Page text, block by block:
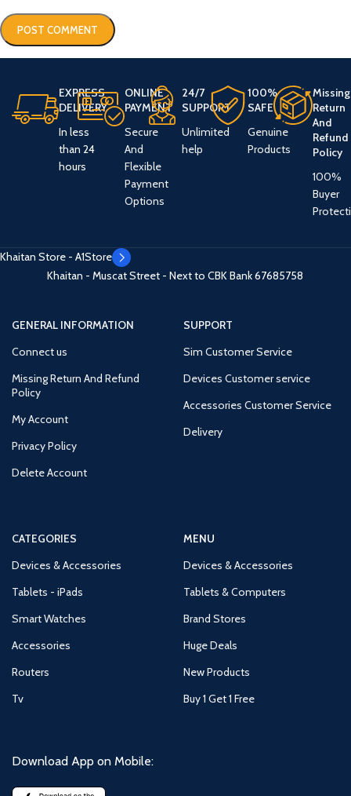
EXPRESS
DELIVERY
In less
than 24
hours
ONLINE
PAYMENT
Secure
And
Flexible
Payment
Options
24/7
SUPPORT
Unlimited
help
100%
SAFE
Genuine
Products
Missing
Return
And
Refund
Policy
100%
Buyer
Khaitan Store - A1Store
Khaitan - Muscat Street - Next to CBK Bank67685758
GENERAL INFORMATION
Connect us
Missing Return And Refund
Policy
My Account
Privacy Policy
Delete Account
SUPPORT
Sim Customer Service
Devices Customer service
Accessories Customer Service
Delivery
CATEGORIES
Devices & Accessories
Tablets - iPads
Smart Watches
Accessories
Routers
Tv
MENU
Devices & Accessories
Tablets & Computers
Brand Stores
Huge Deals
New Products
Buy 1 Get 1 Free
Download App on Mobile: